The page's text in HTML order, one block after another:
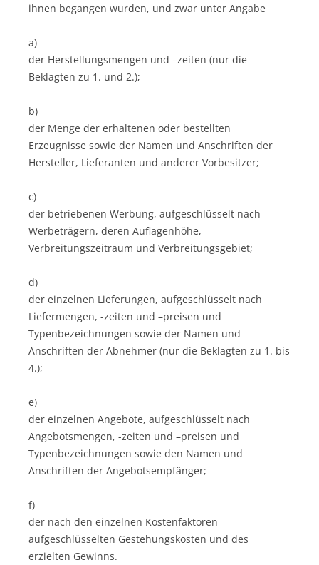
ihnen begangen wurden, und zwar unter Angabe
a)
der Herstellungsmengen und –zeiten (nur die
Beklagten zu 1. und 2.);
b)
der Menge der erhaltenen oder bestellten
Erzeugnisse sowie der Namen und Anschriften der
Hersteller, Lieferanten und anderer Vorbesitzer;
c)
der betriebenen Werbung, aufgeschlüsselt nach
Werbeträgern, deren Auflagenhöhe,
Verbreitungszeitraum und Verbreitungsgebiet;
d)
der einzelnen Lieferungen, aufgeschlüsselt nach
Liefermengen, -zeiten und –preisen und
Typenbezeichnungen sowie der Namen und
Anschriften der Abnehmer (nur die Beklagten zu 1. bis
4.);
e)
der einzelnen Angebote, aufgeschlüsselt nach
Angebotsmengen, -zeiten und –preisen und
Typenbezeichnungen sowie den Namen und
Anschriften der Angebotsempfänger;
f)
der nach den einzelnen Kostenfaktoren
aufgeschlüsselten Gestehungskosten und des
erzielten Gewinns.